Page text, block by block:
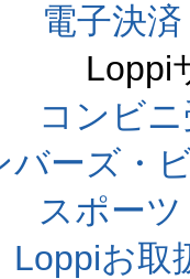
電子決
Loppi
コンビ
バーズ・
スポー
Loppiお取